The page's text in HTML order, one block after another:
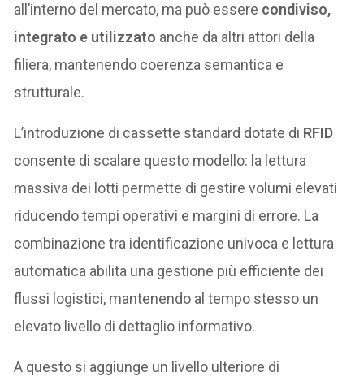
all’interno del mercato, ma può essere condiviso,
integrato e utilizzato anche da altri attori della
filiera, mantenendo coerenza semantica e
strutturale.
L’introduzione di cassette standard dotate di RFID
consente di scalare questo modello: la lettura
massiva dei lotti permette di gestire volumi elevati
riducendo tempi operativi e margini di errore. La
combinazione tra identificazione univoca e lettura
automatica abilita una gestione più efficiente dei
flussi logistici, mantenendo al tempo stesso un
elevato livello di dettaglio informativo.
A questo si aggiunge un livello ulteriore di